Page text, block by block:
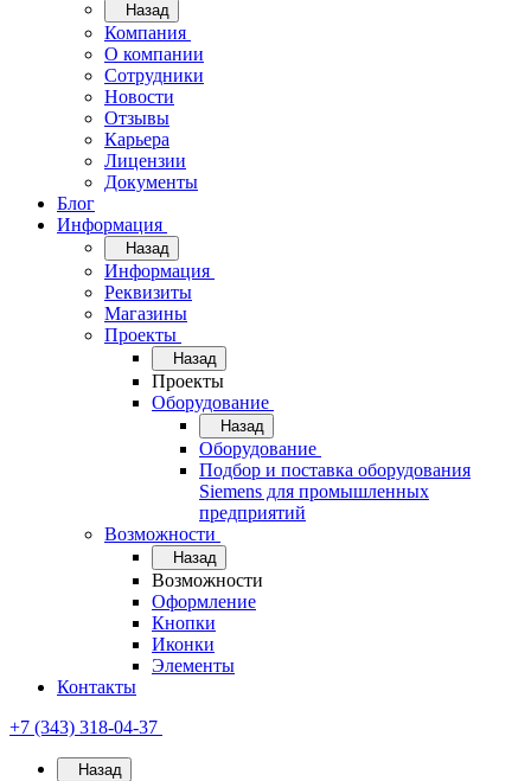
Назад
Компания
О компании
Сотрудники
Новости
Отзывы
Карьера
Лицензии
Документы
Блог
Информация
Назад
Информация
Реквизиты
Магазины
Проекты
Назад
Проекты
Оборудование
Назад
Оборудование
Подбор и поставка оборудования
Siemens для промышленных
предприятий
Возможности
Назад
Возможности
Оформление
Кнопки
Иконки
Элементы
Контакты
+7 (343) 318-04-37
Назад